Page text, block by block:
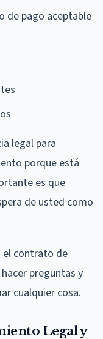
de pago aceptable
legal para
porque está
es que
de usted como
el contrato de
preguntas y
cualquier cosa.
Legal y